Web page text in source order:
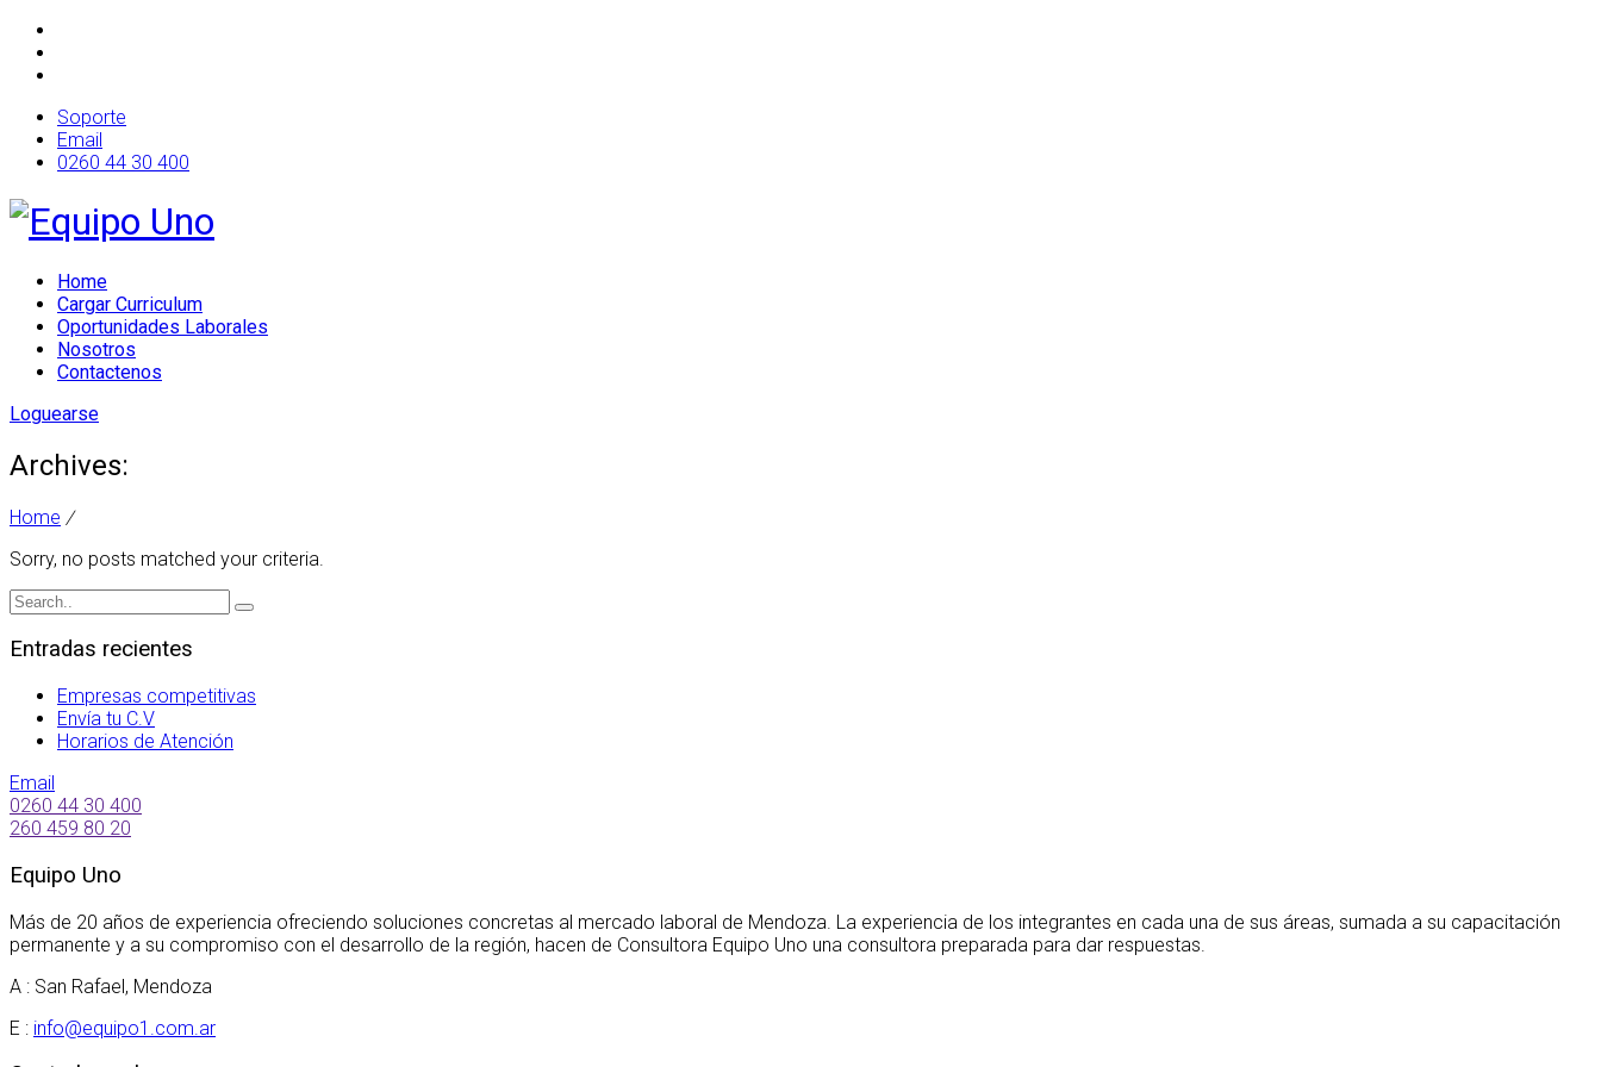
Soporte
Email
0260 44 30 400
Home
Cargar Curriculum
Oportunidades Laborales
Nosotros
Contactenos
Loguearse
Archives:
Home /
Sorry, no posts matched your criteria.
Entradas recientes
Empresas competitivas
Envía tu C.V
Horarios de Atención
Email
0260 44 30 400
260 459 80 20
Equipo Uno
Más de 20 años de experiencia ofreciendo soluciones concretas al mercado laboral de Mendoza. La experiencia de los integrantes en cada una de sus áreas, sumada a su capacitación
permanente y a su compromiso con el desarrollo de la región, hacen de Consultora Equipo Uno una consultora preparada para dar respuestas.
A : San Rafael, Mendoza
E : info@equipo1.com.ar